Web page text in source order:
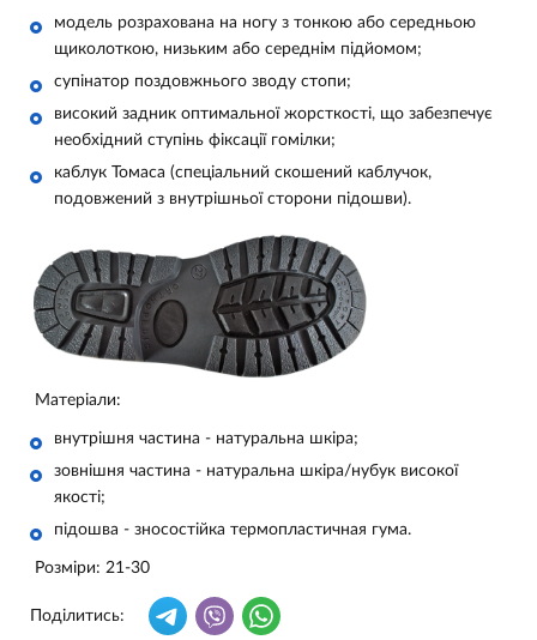
модель розрахована на ногу з тонкою або середньою
щиколоткою, низьким або середнім підйомом;
супінатор поздовжнього зводу стопи;
високий задник оптимальної жорсткості, що забезпечує
необхідний ступінь фіксації гомілки;
каблук Томаса (спеціальний скошений каблучок,
подовжений з внутрішньої сторони підошви).
Матеріали:
внутрішня частина - натуральна шкіра;
зовнішня частина - натуральна шкіра/нубук високої
якості;
підошва - зносостійка термопластичная гума.
Розміри: 21-30
Поділитись: